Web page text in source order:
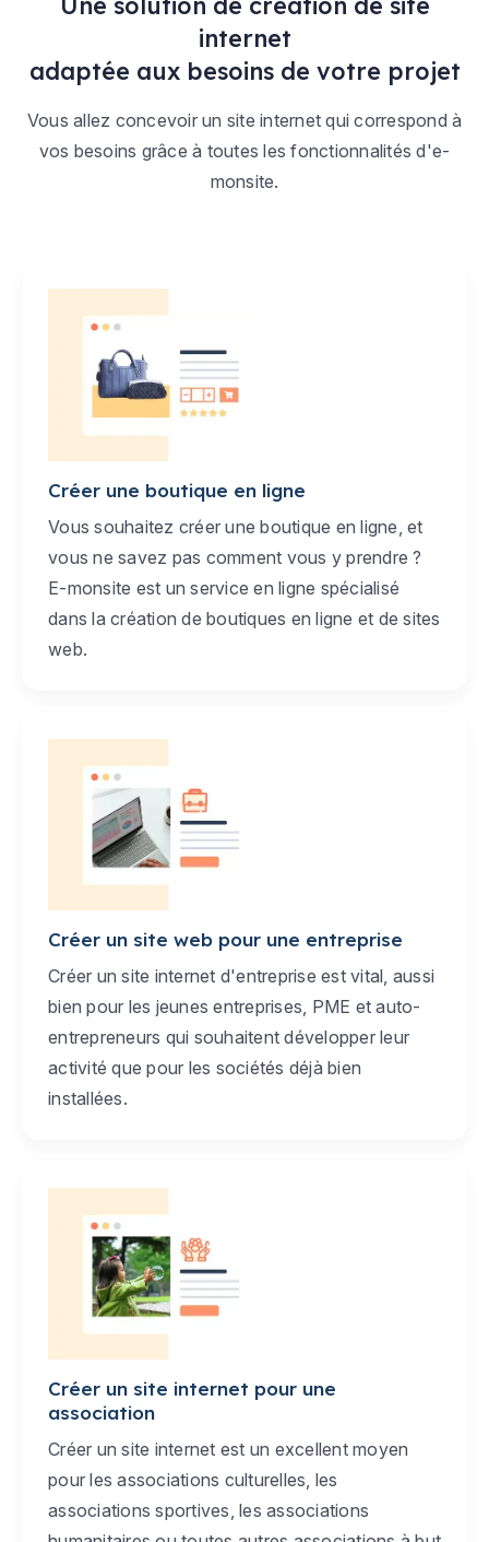
internet
adaptée aux besoins de votre projet
Vous allez concevoir un site internet qui correspond à
vos besoins grâce à toutes les fonctionnalités d'e-
monsite.
Créer une boutique en ligne
Vous souhaitez créer une boutique en ligne, et
vous ne savez pas comment vous y prendre ?
E-monsite est un service en ligne spécialisé
dans la création de boutiques en ligne et de sites
web.
Créer un site web pour une entreprise
Créer un site internet d'entreprise est vital, aussi
bien pour les jeunes entreprises, PME et auto-
entrepreneurs qui souhaitent développer leur
activité que pour les sociétés déjà bien
installées.
Créer un site internet pour une
association
Créer un site internet est un excellent moyen
pour les associations culturelles, les
associations sportives, les associations